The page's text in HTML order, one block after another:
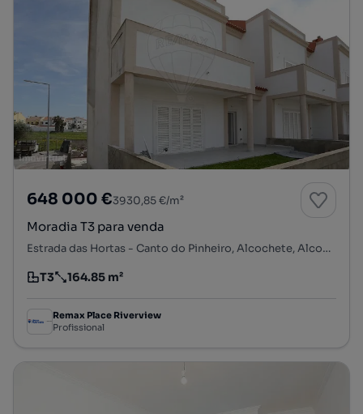
648 000 €3930,85 €/m²
Moradia T3 para venda
Estrada das Hortas - Canto do Pinheiro, Alcochete, Alcochete, Setúbal
Tipologia
T3
Preço por metro quadrado
164.85 m²
Remax Place Riverview
Profissional